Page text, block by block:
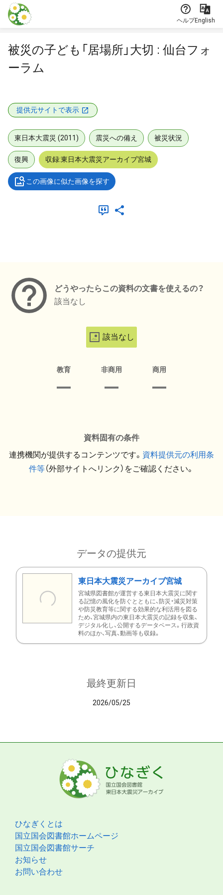
本文に飛ぶ
ヘルプEnglish
被災の子ども「居場所」大切 : 仙台フォ
ーラム
提供元サイトで表示
東日本大震災 (2011) 震災への備え 被災状況
復興 収録:東日本大震災アーカイブ宮城
この画像に似た画像を探す
どうやったらこの資料の文書を使えるの？
該当なし
該当なし
教育 非商用 商用
資料固有の条件
連携機関が提供するコンテンツです。 資料提供元の利用条
件等（外部サイトへリンク）をご確認ください。
データの提供元
東日本大震災アーカイブ宮城
宮城県図書館が運営する東日本大震災に関す
る記憶の風化を防ぐとともに、防災・減災対策
や防災教育等に関する効果的な利活用を図る
ため、宮城県内の東日本大震災の記録を収集、
デジタル化し、公開するデータベース。行政資
料のほか、写真、動画等も収録。
最終更新日
2026/05/25
ひなぎくとは
国立国会図書館ホームページ
国立国会図書館サーチ
お知らせ
お問い合わせ